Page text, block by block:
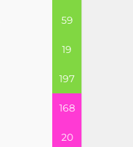
59
19
197
168
20